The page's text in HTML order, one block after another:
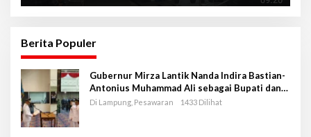
Berita Populer
Gubernur Mirza Lantik Nanda Indira Bastian-
Antonius Muhammad Ali sebagai Bupati dan
Wakil Bupati Pesawaran Periode 2025-2030
Di Lampung, Pesawaran 1433 Dilihat